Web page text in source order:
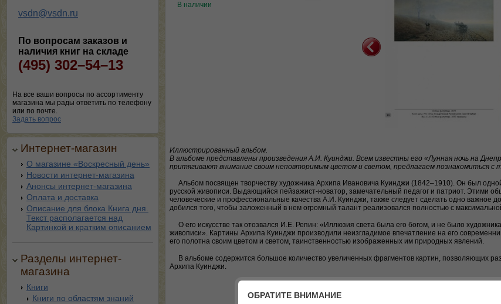
vsdn@vsdn.ru
По вопросам заказов и
наличия книг на складе
(495) 302–54–13
На все ваши вопросы по ассортименту
магазина мы рады ответить по телефону
или по почте.
Задать вопрос
Интернет-магазин
О магазине «Воскресный день»
Новости интернет-магазина
Анонсы интернет-магазина
Оплата и доставка
Описание для блока Книга дня.
Текст располагается над
Картинкой и кратким описанием
Разделы интернет-
магазина
Книги
Книги по областям знаний
В наличии
Иллюстрированный альбом.
В альбоме представлены произведения А.И. Куинджи. Всем известны его «Лунная ночь на
притягивают внимание своим неповторимым цветом и светом, предлагаем познакомиться с
Альбом посвящен творчеству художника Архипа Ивановича Куинджи (1842–1910). Он был
русской живописи. Выдающийся пейзажист-новатор, замечательный педагог и патриот. Этими
человеческие и профессиональные качества А.И. Куинджи, также следует сделать одно важное
добился того, чтобы заложенный в нем огромный талант реализовался полностью с
О его искусстве так отозвался И.Е. Репин: «Иллюзия света была его богом, и не было
живописи». Картины Архипа Куинджи производили неизгладимое впечатление на его
его полотна своим цветом и светом, таинственностью изображенных им природных явлений.
В альбоме содержится большое количество увеличенных фрагментов картин, позволяющих
Архипа Куинджи.
ОБРАТИТЕ ВНИМАНИЕ